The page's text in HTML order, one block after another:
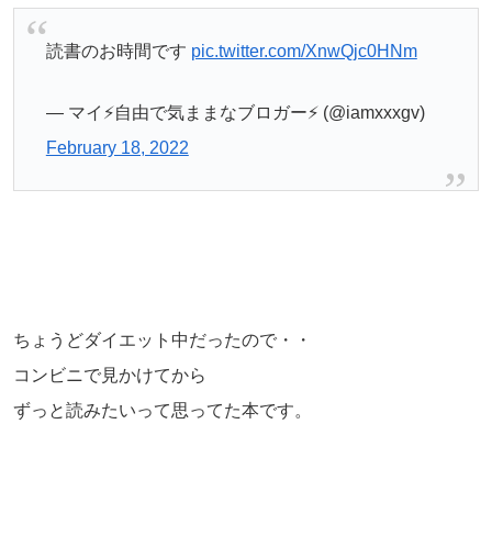
読書のお時間です pic.twitter.com/XnwQjc0HNm
— マイ⚡️自由で気ままなブロガー⚡️ (@iamxxxgv)
February 18, 2022
ちょうどダイエット中だったので・・
コンビニで見かけてから
ずっと読みたいって思ってた本です。